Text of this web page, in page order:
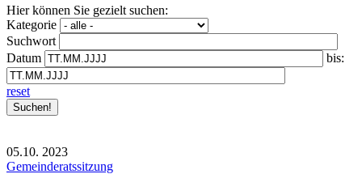
Hier können Sie gezielt suchen:
Kategorie
Suchwort
Datum
bis:
reset
05.10. 2023
Gemeinderatssitzung